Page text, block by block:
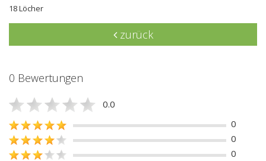
18 Löcher
zurück
0 Bewertungen
0.0
0
0
0